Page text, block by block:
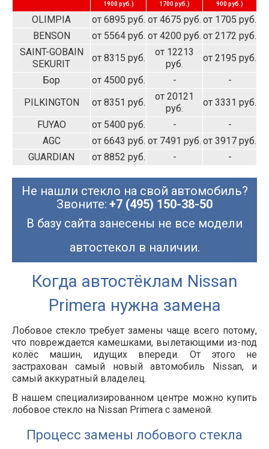
1900 руб.)
1700 руб.)
900 руб.)
OLIMPIA от 6895 руб. от 4675 руб. от 1705 руб.
BENSON
от 5564 руб. от 4200 руб. от 2172 руб.
SAINT-GOBAIN
SEKURIT
от 8315 руб.
от 12213
руб.
от 2195 руб.
Бор
от 4500 руб. -
-
PILKINGTON
от 8351 руб.
от 20121
руб.
от 3331 руб.
FUYAO
от 5400 руб. -
-
AGC
от 6643 руб. от 7491 руб. от 3917 руб.
GUARDIAN
от 8852 руб. - -
Не нашли стекло на свой автомобиль?
Звоните: +7 (495) 150-38-50
В базу сайта занесены не все модели
автостекол в наличии.
Когда автостёклам Nissan
Primera нужна замена
Лобовое стекло требует замены чаще всего потому,
что повреждается камешками, вылетающими из-под
колёс машин, идущих впереди. От этого не
застрахован самый новый автомобиль Nissan, и
самый аккуратный владелец.
В нашем специализированном центре можно купить
лобовое стекло на Nissan Primera с заменой.
Процесс замены лобового стекла